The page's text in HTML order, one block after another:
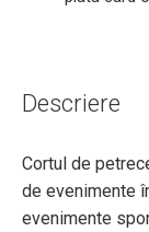
Descriere
Cortul de
de evenimente
evenimente